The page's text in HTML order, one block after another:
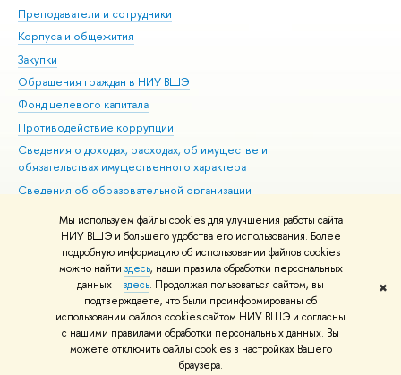
Мы используем файлы cookies для улучшения работы сайта
НИУ ВШЭ и большего удобства его использования. Более
подробную информацию об использовании файлов cookies
можно найти здесь, наши правила обработки персональных
данных –здесь. Продолжая пользоваться сайтом, вы
подтверждаете, что были проинформированы об
использовании файлов cookies сайтом НИУ ВШЭ и согласны
с нашими правилами обработки персональных данных. Вы
можете отключить файлы cookies в настройках Вашего
браузера.
✖
Преподаватели и сотрудники
Корпуса и общежития
Закупки
Обращения граждан в НИУ ВШЭ
Фонд целевого капитала
Противодействие коррупции
Сведения о доходах, расходах, об имуществе и
обязательствах имущественного характера
Сведения об образовательной организации
Людям с ограниченными возможностями здоровья
Единая платежная страница
Работа в Вышке
© НИУ ВШЭ 1993–2026 Адреса и контакты Условия использования
материалов Политика конфиденциальности Карта сайта
Шрифты HSE Sans и HSE Slab разработаны вШколе дизайна НИУ ВШЭ